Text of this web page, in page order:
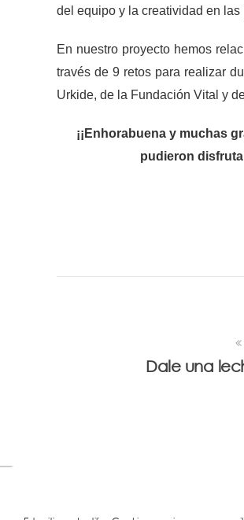
del equipo y la creatividad en las
En nuestro proyecto hemos
través de 9 retos para realizar
Urkide, de la Fundación Vital y
¡¡Enhorabuena y muchas
pudieron
Dale una